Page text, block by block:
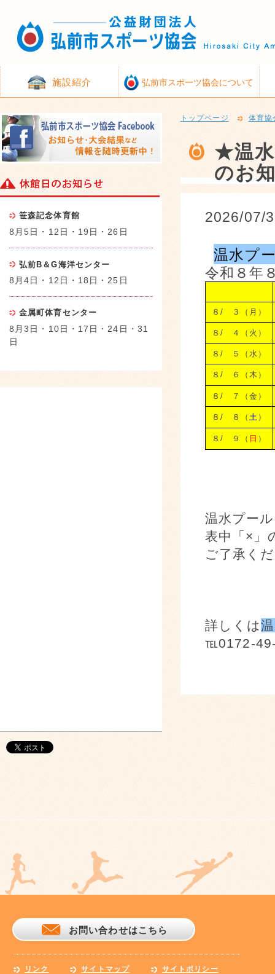
施設紹介 弘前市スポーツ協会について
トップページ 体育協
★温水
のお
2026/07/
温水プ
令和８年
８/ ３（月）
８/ ４（火）
８/ ５（水）
８/ ６（木）
８/ ７（金）
８/ ８（ 土 ）
８/ ９（ 日 ）
温水プー
表中「×」
ご了承く
詳しくは
℡0172-
笹森記念体育館
8月5日・12日・19日・26日
弘前B＆G海洋センター
8月4日・12日・18日・25日
金属町体育センター
8月3日・10日・17日・24日・31
日
お問い合わせはこちら
リンク サイトマップ サイトポリシー